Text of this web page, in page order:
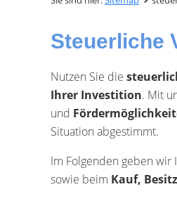
Steuerliche
Nutzen Sie die
Ihrer Investition. Mit
und
Situation abgestimmt.
Im Folgenden geben wir
sowie beim Kauf,